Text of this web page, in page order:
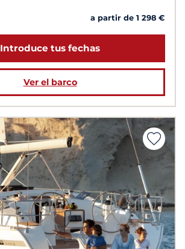
a partir de 1 298 €
Introduce tus fechas
Ver el barco